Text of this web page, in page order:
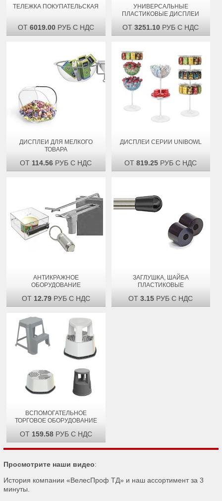
ТЕЛЕЖКА ПОКУПАТЕЛЬСКАЯ
ОТ 6019.00РУБ С НДС
УНИВЕРСАЛЬНЫЕ
ПЛАСТИКОВЫЕ ДИСПЛЕИ
ОТ3251.10 РУБ С НДС
ДИСПЛЕИ ДЛЯ МЕЛКОГО
ТОВАРА
ОТ 114.56 РУБ С НДС
ДИСПЛЕИ СЕРИИ UNIBOWL
ОТ819.25 РУБ С НДС
АНТИКРАЖНОЕ
ОБОРУДОВАНИЕ
ОТ 12.79РУБ С НДС
ЗАГЛУШКА, ШАЙБА
ПЛАСТИКОВЫЕ
ОТ3.15 РУБ С НДС
ВСПОМОГАТЕЛЬНОЕ
ТОРГОВОЕ ОБОРУДОВАНИЕ
ОТ 159.58РУБ С НДС
Просмотрите наши видео:
История компании «ВелесПроф ТД» и наш ассортимент за 3
минуты.